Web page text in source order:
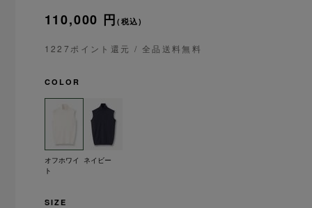
110,000 円 (税込)
1227ポイント還元 / 全品送料無料
COLOR
オフホワイ
ト
ネイビー
SIZE